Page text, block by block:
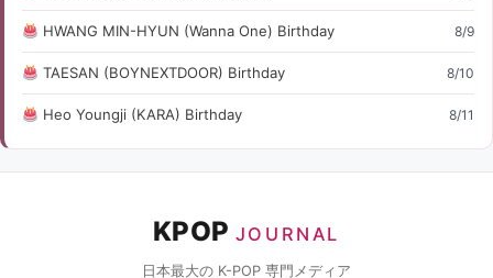
HWANG MIN-HYUN (Wanna One) Birthday 8/9
TAESAN (BOYNEXTDOOR) Birthday 8/10
Heo Youngji (KARA) Birthday 8/11
KPOP JOURNAL
日本最大の K-POP 専門メディア